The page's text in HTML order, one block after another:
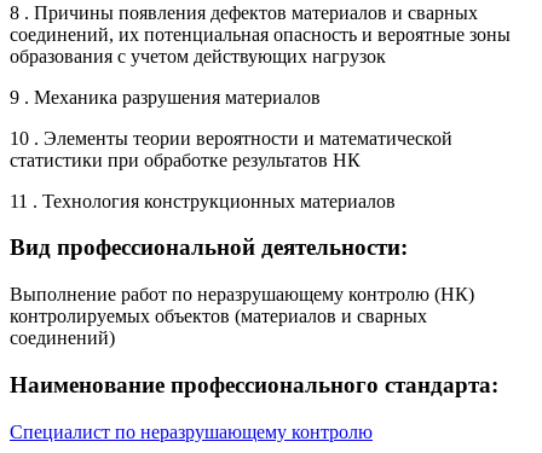
8 . Причины появления дефектов материалов и сварных
соединений, их потенциальная опасность и вероятные зоны
образования с учетом действующих нагрузок
9 . Механика разрушения материалов
10 . Элементы теории вероятности и математической
статистики при обработке результатов НК
11 . Технология конструкционных материалов
Вид профессиональной деятельности:
Выполнение работ по неразрушающему контролю (НК)
контролируемых объектов (материалов и сварных
соединений)
Наименование профессионального стандарта:
Специалист по неразрушающему контролю